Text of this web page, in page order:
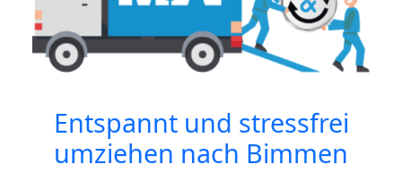
Entspannt und stressfrei
umziehen nach Bimmen